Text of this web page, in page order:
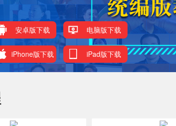
安卓版下载 电脑版下载
iPhone版下载 iPad版下载